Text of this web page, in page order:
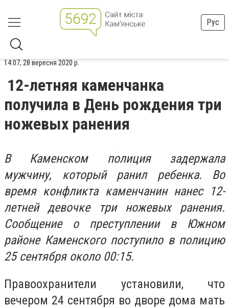
Рус
14:07, 28 вересня 2020 р.
12-летняя каменчанка
получила в День рождения три
ножевых ранения
В Каменском полиция задержала
мужчину, который ранил ребенка. Во
время конфликта каменчанин нанес 12-
летней девочке три ножевых ранения.
Сообщение о преступлении в Южном
районе Каменского поступило в полицию
25 сентября около 00:15.
Правоохранители установили, что
вечером 24 сентября во дворе дома мать